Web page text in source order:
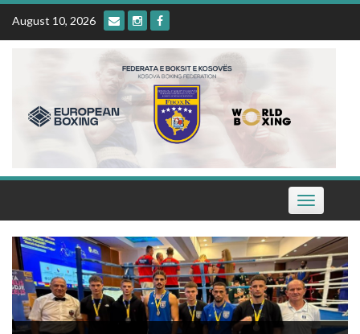
Skip
content
August 10, 2026
Toggle
navigation